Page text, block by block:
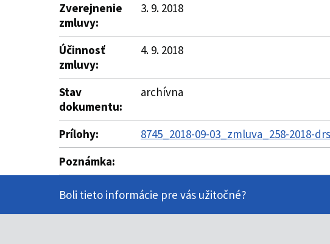
Zverejnenie
zmluvy:
3. 9. 2018
Účinnosť
zmluvy:
4. 9. 2018
Stav
dokumentu:
archívna
Prílohy:
8745_2018-09-03_zmluva_258-2018-
Poznámka:
Boli tieto informácie pre vás užitočné?